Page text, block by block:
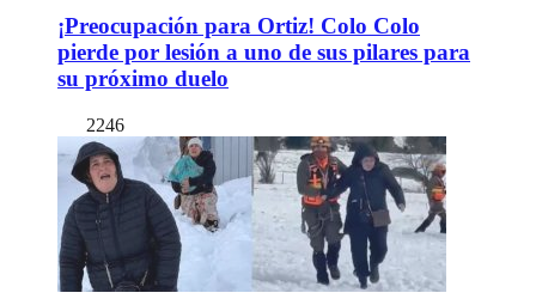
¡Preocupación para Ortiz! Colo Colo
pierde por lesión a uno de sus pilares para
su próximo duelo
2246